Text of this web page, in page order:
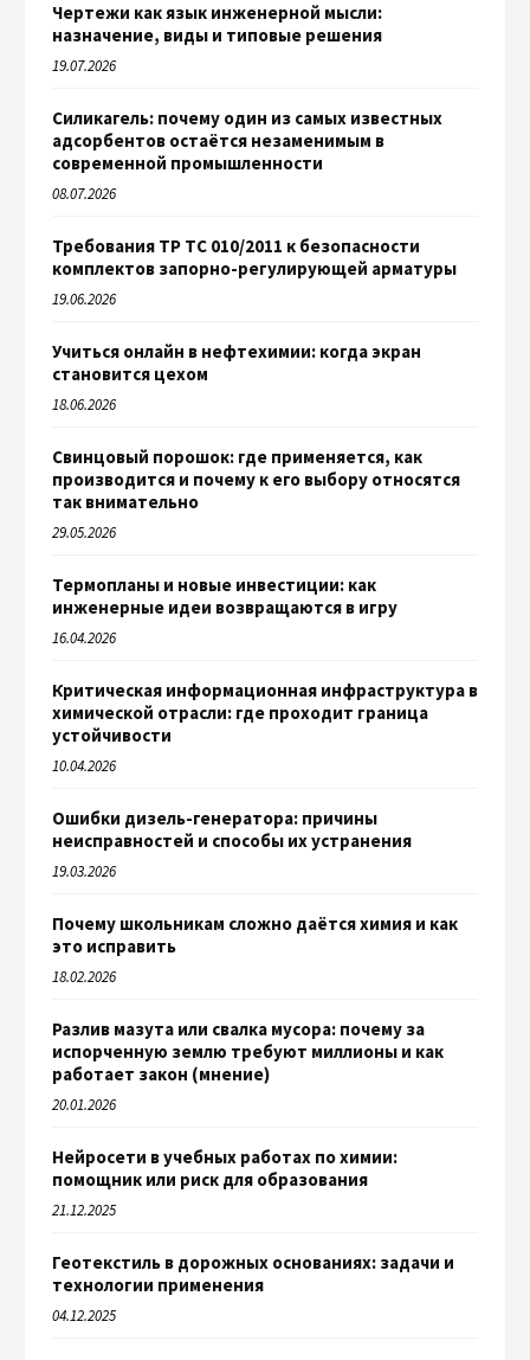
Чертежи как язык инженерной мысли:
назначение, виды и типовые решения
19.07.2026
Силикагель: почему один из самых известных
адсорбентов остаётся незаменимым в
современной промышленности
08.07.2026
Требования ТР ТС 010/2011 к безопасности
комплектов запорно-регулирующей арматуры
19.06.2026
Учиться онлайн в нефтехимии: когда экран
становится цехом
18.06.2026
Свинцовый порошок: где применяется, как
производится и почему к его выбору относятся
так внимательно
29.05.2026
Термопланы и новые инвестиции: как
инженерные идеи возвращаются в игру
16.04.2026
Критическая информационная инфраструктура в
химической отрасли: где проходит граница
устойчивости
10.04.2026
Ошибки дизель-генератора: причины
неисправностей и способы их устранения
19.03.2026
Почему школьникам сложно даётся химия и как
это исправить
18.02.2026
Разлив мазута или свалка мусора: почему за
испорченную землю требуют миллионы и как
работает закон (мнение)
20.01.2026
Нейросети в учебных работах по химии:
помощник или риск для образования
21.12.2025
Геотекстиль в дорожных основаниях: задачи и
технологии применения
04.12.2025